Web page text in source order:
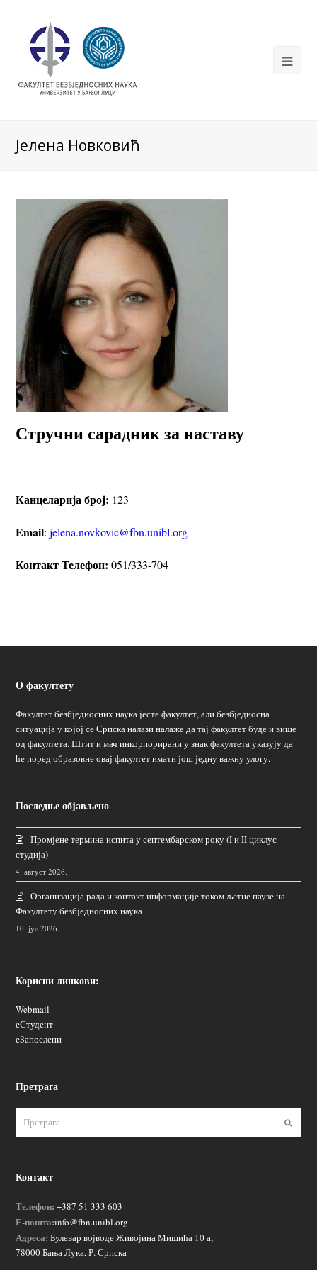
Јелена Новковић
Стручни сарадник за наставу
Канцеларија број: 123
Email:jelena.novkovic@fbn.unibl.org
Контакт Телефон: 051/333-704
О факултету
Факултет безбједносних наука јесте факултет, али безбједносна
ситуација у којој се Српска налази налаже да тај факултет буде и више
од факултета. Штит и мач инкорпорирани у знак факултета указују да
ће поред образовне овај факултет имати још једну важну улогу.
Последње објављено
Промјене термина испита у септембарском року (I и II циклус
студија)
4. август 2026.
Организација рада и контакт информације током љетне паузе на
Факултету безбједносних наука
10. јул 2026.
Корисни линкови:
Webmail
еСтудент
еЗапослени
Претрага
Контакт
Телефон: +387 51 333 603
Е-пошта:info@fbn.unibl.org
Адреса: Булевар војводе Живојина Мишића 10 а,
78000 Бања Лука, Р. Српска